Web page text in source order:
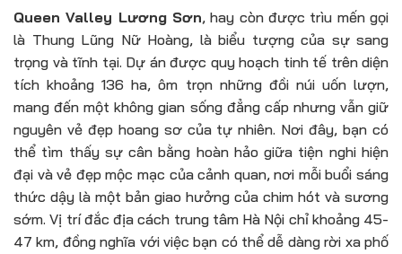
Queen Valley Lương Sơn, hay còn được trìu mến gọi
là Thung Lũng Nữ Hoàng, là biểu tượng của sự sang
trọng và tĩnh tại. Dự án được quy hoạch tinh tế trên diện
tích khoảng 136 ha, ôm trọn những đồi núi uốn lượn,
mang đến một không gian sống đẳng cấp nhưng vẫn giữ
nguyên vẻ đẹp hoang sơ của tự nhiên. Nơi đây, bạn có
thể tìm thấy sự cân bằng hoàn hảo giữa tiện nghi hiện
đại và vẻ đẹp mộc mạc của cảnh quan, nơi mỗi buổi sáng
thức dậy là một bản giao hưởng của chim hót và sương
sớm. Vị trí đắc địa cách trung tâm Hà Nội chỉ khoảng 45-
47 km, đồng nghĩa với việc bạn có thể dễ dàng rời xa phố